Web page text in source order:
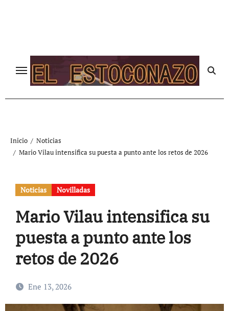
Inicio
Noticias
Mario Vilau intensifica su puesta a punto ante los retos de 2026
Noticias Novilladas
Mario Vilau intensifica su
puesta a punto ante los
retos de 2026
Ene 13, 2026